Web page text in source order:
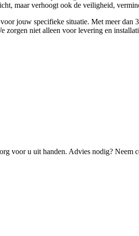
maar verhoogt ook de veiligheid,
jouw specifieke situatie. Met meer
zorgen niet alleen voor levering en
voor u uit handen. Advies nodig? Neem